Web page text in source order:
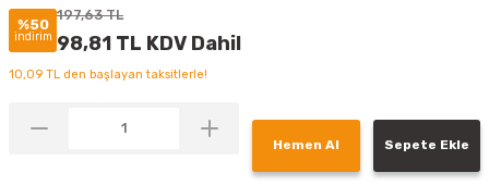
%50
indirim
197,63 TL
98,81 TL KDV Dahil
10,09 TL den başlayan taksitlerle!
Hemen Al Sepete Ekle